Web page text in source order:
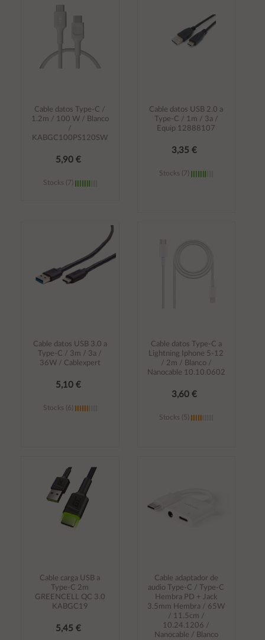
carrito
Cable datos Type-C /
1.2m / 100 W / Blanco
/
KABGC100PS120SW
5,90 €
Stocks (7)
Cable datos USB 2.0 a
Type-C / 1m / 3a /
Equip 12888107
3,35 €
Stocks (7)
carrito
Cable datos USB 3.0 a
Type-C / 3m / 3a /
36W / Cablexpert
5,10 €
Stocks (6)
carrito
Cable datos Type-C a
Lightning Iphone 5-12
/ 2m / Blanco /
Nanocable 10.10.0602
3,60 €
Stocks (5)
Cable carga USB a
Type-C 2m
GREENCELL QC 3.0
KABGC19
5,45 €
Cable adaptador de
audio Type-C / Type-C
Hembra PD + Jack
3.5mm Hembra / 65W
/ 11.5cm /
10.24.1206 /
Nanocable / Blanco